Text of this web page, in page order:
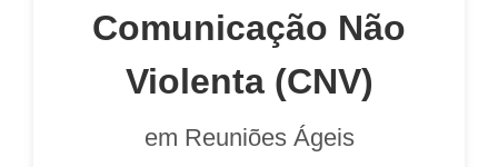
Comunicação Não
Violenta (CNV)
em Reuniões Ágeis